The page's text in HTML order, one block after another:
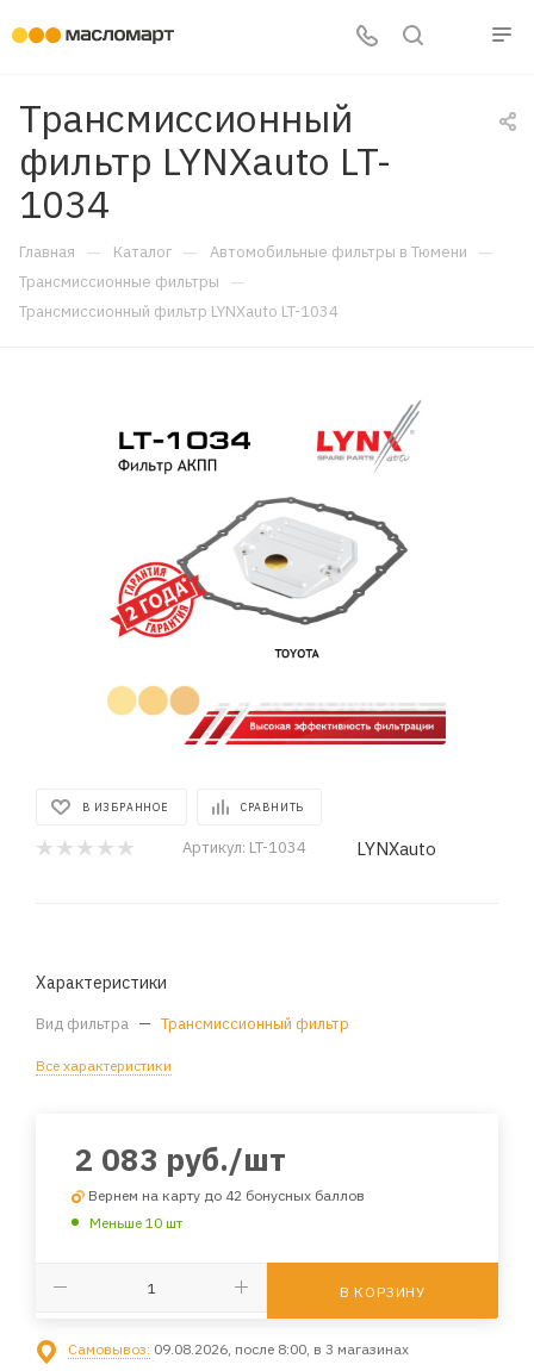
Трансмиссионный
фильтр LYNXauto LT-
1034
Главная — Каталог — Автомобильные фильтры в Тюмени —
Трансмиссионные фильтры —
Трансмиссионный фильтр LYNXauto LT-1034
В ИЗБРАННОЕ СРАВНИТЬ
Артикул: LT-1034 LYNXauto
Характеристики
Вид фильтра — Трансмиссионный фильтр
Все характеристики
2 083 руб./шт
Вернем на карту до 42 бонусных баллов
Меньше 10 шт
В КОРЗИНУ
Самовывоз: 09.08.2026, после 8:00, в 3 магазинах